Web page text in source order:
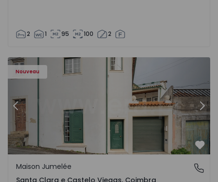
2 1 95 100 2
Nouveau
Précédent
Santa Clara e Castelo Viegas, Coimbra
Maison Jumelée
Santa Clara e Castelo Viegas, Coimbra